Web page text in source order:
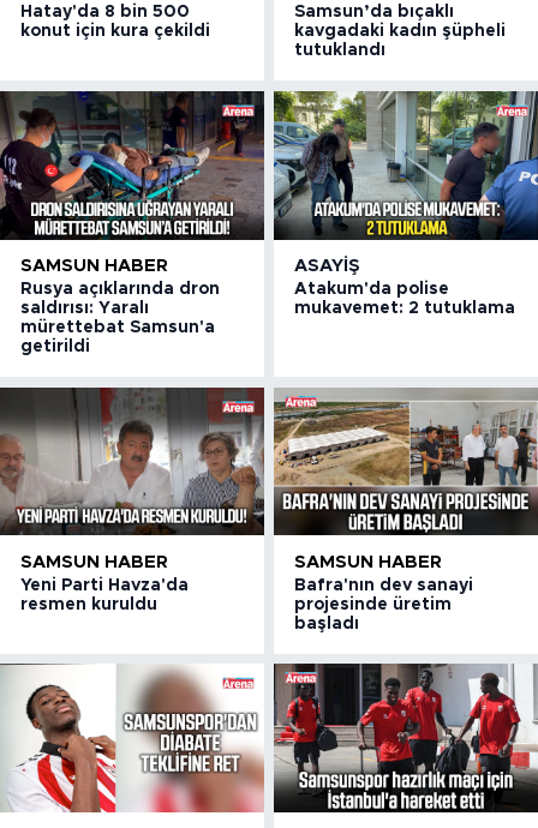
Hatay'da 8 bin 500
konut için kura çekildi
Samsun’da bıçaklı
kavgadaki kadın şüpheli
tutuklandı
SAMSUN HABER
Rusya açıklarında dron
saldırısı: Yaralı
mürettebat Samsun'a
getirildi
ASAYIŞ
Atakum'da polise
mukavemet: 2 tutuklama
SAMSUN HABER
Yeni Parti Havza'da
resmen kuruldu
SAMSUN HABER
Bafra'nın dev sanayi
projesinde üretim
başladı